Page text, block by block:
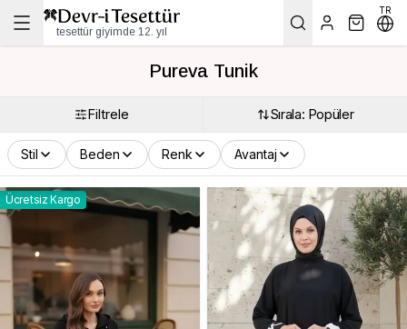
tesettür giyimde 12. yıl
TR
Pureva Tunik
Filtrele Sırala: Popüler
Stil Beden Renk Avantaj
Ücretsiz Kargo